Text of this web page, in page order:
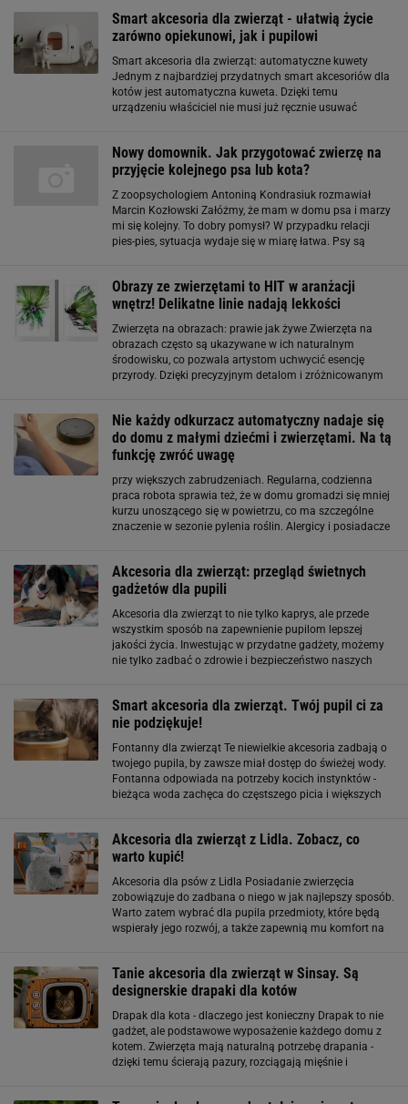
Smart akcesoria dla zwierząt - ułatwią życie
zarówno opiekunowi, jak i pupilowi
Smart akcesoria dla zwierząt: automatyczne kuwety
Jednym z najbardziej przydatnych smart akcesoriów dla
kotów jest automatyczna kuweta. Dzięki temu
urządzeniu właściciel nie musi już ręcznie usuwać
Nowy domownik. Jak przygotować zwierzę na
przyjęcie kolejnego psa lub kota?
Z zoopsychologiem Antoniną Kondrasiuk rozmawiał
Marcin Kozłowski Załóżmy, że mam w domu psa i marzy
mi się kolejny. To dobry pomysł? W przypadku relacji
pies-pies, sytuacja wydaje się w miarę łatwa. Psy są
Obrazy ze zwierzętami to HIT w aranżacji
wnętrz! Delikatne linie nadają lekkości
Zwierzęta na obrazach: prawie jak żywe Zwierzęta na
obrazach często są ukazywane w ich naturalnym
środowisku, co pozwala artystom uchwycić esencję
przyrody. Dzięki precyzyjnym detalom i zróżnicowanym
Nie każdy odkurzacz automatyczny nadaje się
do domu z małymi dziećmi i zwierzętami. Na tą
funkcję zwróć uwagę
przy większych zabrudzeniach. Regularna, codzienna
praca robota sprawia też, że w domu gromadzi się mniej
kurzu unoszącego się w powietrzu, co ma szczególne
znaczenie w sezonie pylenia roślin. Alergicy i posiadacze
Akcesoria dla zwierząt: przegląd świetnych
gadżetów dla pupili
Akcesoria dla zwierząt to nie tylko kaprys, ale przede
wszystkim sposób na zapewnienie pupilom lepszej
jakości życia. Inwestując w przydatne gadżety, możemy
nie tylko zadbać o zdrowie i bezpieczeństwo naszych
Smart akcesoria dla zwierząt. Twój pupil ci za
nie podziękuje!
Fontanny dla zwierząt Te niewielkie akcesoria zadbają o
twojego pupila, by zawsze miał dostęp do świeżej wody.
Fontanna odpowiada na potrzeby kocich instynktów -
bieżąca woda zachęca do częstszego picia i większych
Akcesoria dla zwierząt z Lidla. Zobacz, co
warto kupić!
Akcesoria dla psów z Lidla Posiadanie zwierzęcia
zobowiązuje do zadbana o niego w jak najlepszy sposób.
Warto zatem wybrać dla pupila przedmioty, które będą
wspierały jego rozwój, a także zapewnią mu komfort na
Tanie akcesoria dla zwierząt w Sinsay. Są
designerskie drapaki dla kotów
Drapak dla kota - dlaczego jest konieczny Drapak to nie
gadżet, ale podstawowe wyposażenie każdego domu z
kotem. Zwierzęta mają naturalną potrzebę drapania -
dzięki temu ścierają pazury, rozciągają mięśnie i